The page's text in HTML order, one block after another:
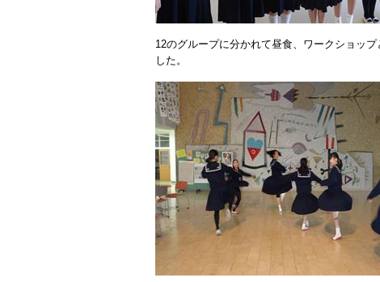
12のグループに分かれて昼食、ワークショッ
した。